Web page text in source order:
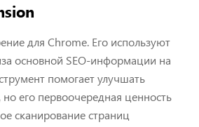
для Chrome. Его используют
основной SEO-информации на
помогает улучшать
его первоочередная ценность
сканирование страниц